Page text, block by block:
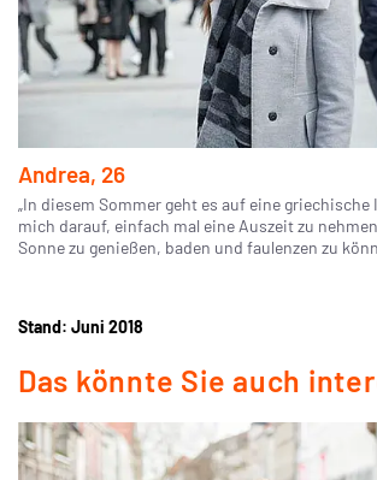
Andrea, 26
„In diesem Sommer geht es auf eine griechische
mich darauf, einfach mal eine Auszeit zu
Sonne zu genießen, baden und faulenzen zu
Stand: Juni 2018
Das könnte Sie auch